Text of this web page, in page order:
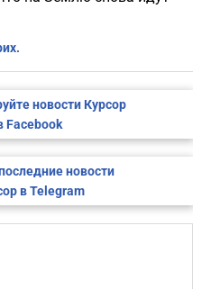
новости Курсор
Facebook
новости
в Telegram